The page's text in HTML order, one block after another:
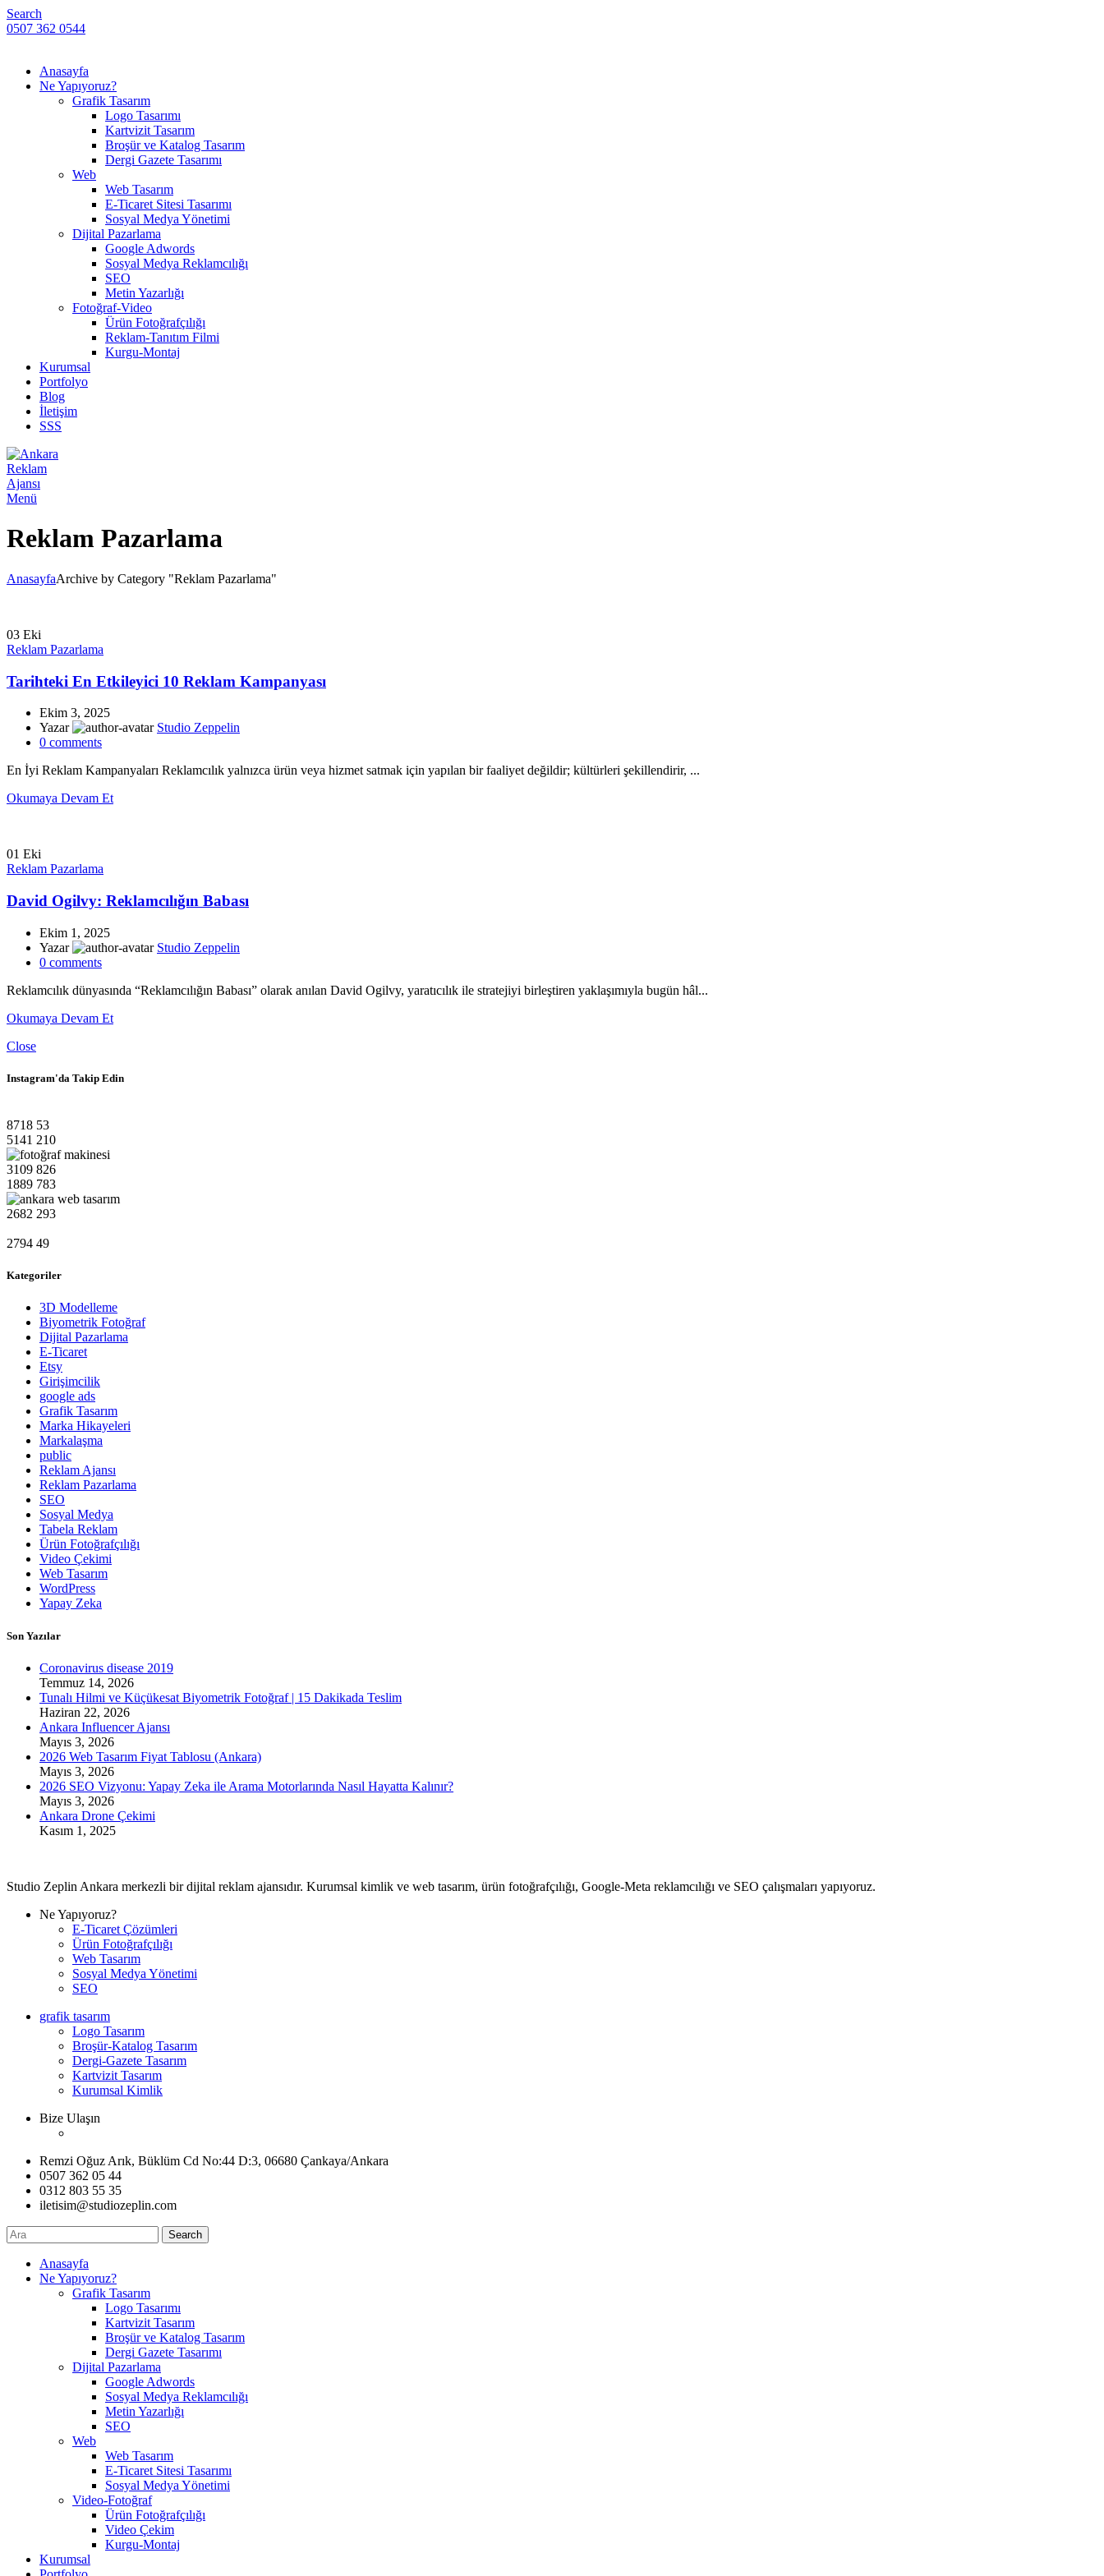
Search
0507 362 0544
Anasayfa
Ne Yapıyoruz?
Grafik Tasarım
Logo Tasarımı
Kartvizit Tasarım
Broşür ve Katalog Tasarım
Dergi Gazete Tasarımı
Web
Web Tasarım
E-Ticaret Sitesi Tasarımı
Sosyal Medya Yönetimi
Dijital Pazarlama
Google Adwords
Sosyal Medya Reklamcılığı
SEO
Metin Yazarlığı
Fotoğraf-Video
Ürün Fotoğrafçılığı
Reklam-Tanıtım Filmi
Kurgu-Montaj
Kurumsal
Portfolyo
Blog
İletişim
SSS
Menü
Reklam Pazarlama
AnasayfaArchive by Category "Reklam Pazarlama"
03 Eki
Reklam Pazarlama
Tarihteki En Etkileyici 10 Reklam Kampanyası
Ekim 3, 2025
Yazar
Studio Zeppelin
0 comments
En İyi Reklam Kampanyaları Reklamcılık yalnızca ürün veya hizmet satmak için yapılan bir faaliyet değildir; kültürleri şekillendirir, ...
Okumaya Devam Et
01 Eki
Reklam Pazarlama
David Ogilvy: Reklamcılığın Babası
Ekim 1, 2025
Yazar
Studio Zeppelin
0 comments
Reklamcılık dünyasında “Reklamcılığın Babası” olarak anılan David Ogilvy, yaratıcılık ile stratejiyi birleştiren yaklaşımıyla bugün hâl...
Okumaya Devam Et
Close
Instagram'da Takip Edin
8718 53
5141 210
3109 826
1889 783
2682 293
2794 49
Kategoriler
3D Modelleme
Biyometrik Fotoğraf
Dijital Pazarlama
E-Ticaret
Etsy
Girişimcilik
google ads
Grafik Tasarım
Marka Hikayeleri
Markalaşma
public
Reklam Ajansı
Reklam Pazarlama
SEO
Sosyal Medya
Tabela Reklam
Ürün Fotoğrafçılığı
Video Çekimi
Web Tasarım
WordPress
Yapay Zeka
Son Yazılar
Coronavirus disease 2019
Temmuz 14, 2026
Tunalı Hilmi ve Küçükesat Biyometrik Fotoğraf | 15 Dakikada Teslim
Haziran 22, 2026
Ankara Influencer Ajansı
Mayıs 3, 2026
2026 Web Tasarım Fiyat Tablosu (Ankara)
Mayıs 3, 2026
2026 SEO Vizyonu: Yapay Zeka ile Arama Motorlarında Nasıl Hayatta Kalınır?
Mayıs 3, 2026
Ankara Drone Çekimi
Kasım 1, 2025
Studio Zeplin Ankara merkezli bir dijital reklam ajansıdır. Kurumsal kimlik ve web tasarım, ürün fotoğrafçılığı, Google-Meta reklamcılığı ve SEO çalışmaları yapıyoruz.
Ne Yapıyoruz?
E-Ticaret Çözümleri
Ürün Fotoğrafçılığı
Web Tasarım
Sosyal Medya Yönetimi
SEO
grafik tasarım
Logo Tasarım
Broşür-Katalog Tasarım
Dergi-Gazete Tasarım
Kartvizit Tasarım
Kurumsal Kimlik
Bize Ulaşın
Remzi Oğuz Arık, Büklüm Cd No:44 D:3, 06680 Çankaya/Ankara
0507 362 05 44
0312 803 55 35
iletisim@studiozeplin.com
Search
Anasayfa
Ne Yapıyoruz?
Grafik Tasarım
Logo Tasarımı
Kartvizit Tasarım
Broşür ve Katalog Tasarım
Dergi Gazete Tasarımı
Dijital Pazarlama
Google Adwords
Sosyal Medya Reklamcılığı
Metin Yazarlığı
SEO
Web
Web Tasarım
E-Ticaret Sitesi Tasarımı
Sosyal Medya Yönetimi
Video-Fotoğraf
Ürün Fotoğrafçılığı
Video Çekim
Kurgu-Montaj
Kurumsal